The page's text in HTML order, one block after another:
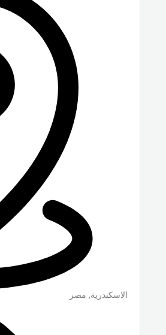
الاسكندرية, مصر